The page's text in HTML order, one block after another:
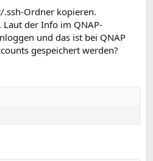
Ordner kopieren.
der Info im QNAP-
und das ist bei QNAP
gespeichert werden?